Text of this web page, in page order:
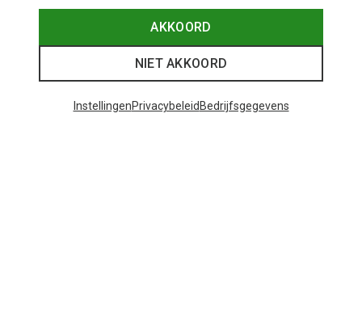
AKKOORD
NIET AKKOORD
InstellingenPrivacybeleid Bedrijfsgegevens